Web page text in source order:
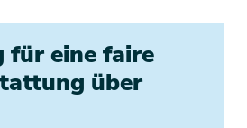
für eine faire
über